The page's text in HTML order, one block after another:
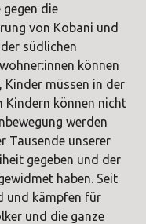
die
von Kobani und
südlichen
können
Kinder müssen in der
Kindern können nicht
werden
Tausende unserer
gegeben und der
haben. Seit
und kämpfen für
und die ganze